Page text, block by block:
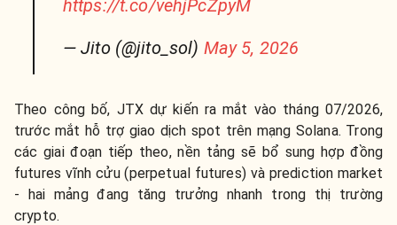
https://t.co/vehjPcZpyM
— Jito (@jito_sol) May 5, 2026
Theo công bố, JTX dự kiến ra mắt vào tháng 07/2026,
trước mắt hỗ trợ giao dịch spot trên mạng Solana. Trong
các giai đoạn tiếp theo, nền tảng sẽ bổ sung hợp đồng
futures vĩnh cửu (perpetual futures) và prediction market
- hai mảng đang tăng trưởng nhanh trong thị trường
crypto.